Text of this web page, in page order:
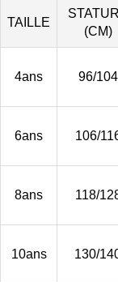
TAILLE
(CM)
4ans 96/104
6ans 106/
8ans 118/
10ans 130/